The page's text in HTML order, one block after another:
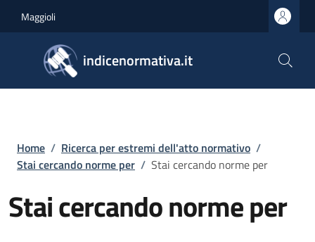
Maggioli
indicenormativa.it
Briciole di pane
Home / Ricerca per estremi dell'atto normativo /
Stai cercando norme per / Stai cercando norme per
Stai cercando norme per